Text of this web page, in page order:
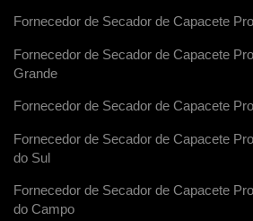
Fornecedor de Secador de Capacete
Fornecedor de Secador de Capacete
Grande
Fornecedor de Secador de Capacete
Fornecedor de Secador de Capacete
do Sul
Fornecedor de Secador de Capacete
do Campo